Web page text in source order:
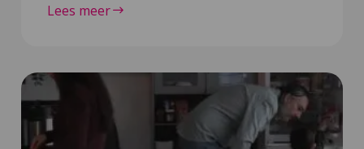
Lees meer